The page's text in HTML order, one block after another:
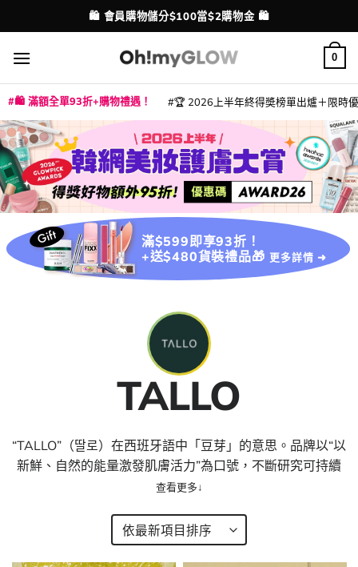
to
content
配送港澳
🛍️ 會員購物儲分$100當$2購物金 🛍️
0
🛍️ 滿額全單93折+購物禮遇！ 🏆 2026上半年終得奬榜單出爐＋限時
滿$599即享93折！
+送$480貨裝禮品🎁 更多詳情 ➜
TALLO
“TALLO”（딸로）在西班牙語中「豆芽」的意思。品牌以“以
新鮮、自然的能量激發肌膚活力”為口號，不斷研究可持續
發展。也是一個關愛動物和環境的純素清潔美容品牌，以溫
不包括動物實驗。TALLO 100% 韓國製造。